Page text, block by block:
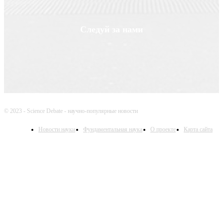
© 2023 - Science Debate - научно-популярные новости
Новости науки Фундаментальная наука О проекте Карта сайта